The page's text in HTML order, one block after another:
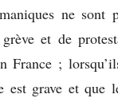
ne sont
et de
France ;
est grave et que